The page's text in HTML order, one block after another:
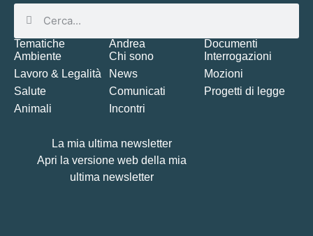
Tematiche
Ambiente
Lavoro & Legalità
Salute
Animali
Andrea
Chi sono
News
Comunicati
Incontri
Documenti
Interrogazioni
Mozioni
Progetti di legge
La mia ultima newsletter
Apri la versione web della mia
ultima newsletter